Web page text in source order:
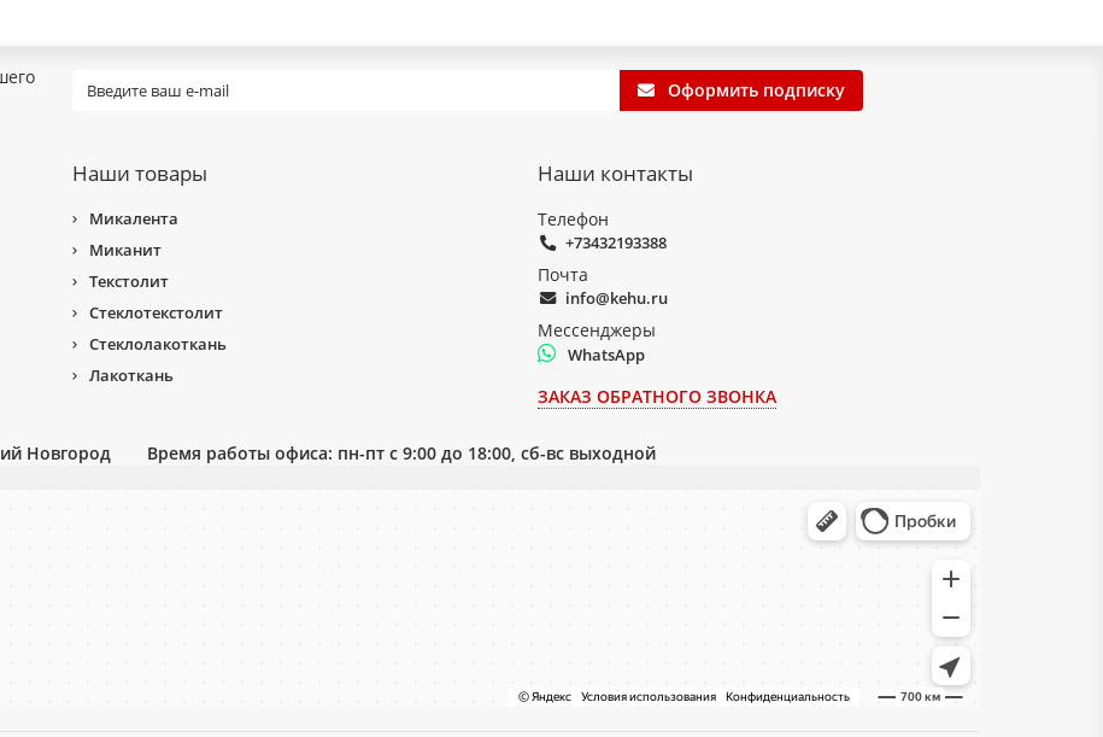
Оформить подписку
Наши товары
Микалента
Миканит
Текстолит
Стеклотекстолит
Стеклолакоткань
Лакоткань
Наши контакты
Телефон
+73432193388
Почта
info@kehu.ru
Мессенджеры
WhatsApp
ЗАКАЗ ОБРАТНОГО ЗВОНКА
Новгород Время работы офиса: пн-пт с 9:00 до 18:00, сб-вс выходной